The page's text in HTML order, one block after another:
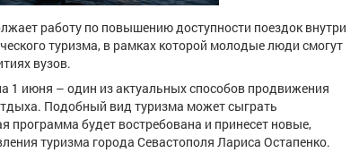
работу по повышению доступности поездок внутри
туризма, в рамках которой молодые люди смогут
вузов.
1 июня – один из актуальных способов продвижения
Подобный вид туризма может сыграть
будет востребована и принесет новые,
туризма города Севастополя Лариса Остапенко.